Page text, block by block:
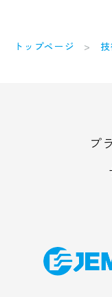
トップページ
プ